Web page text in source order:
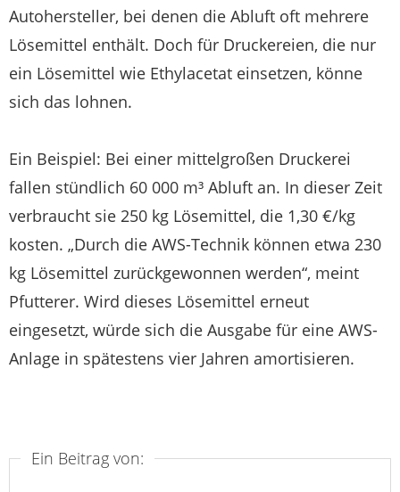
Autohersteller, bei denen die Abluft oft mehrere
Lösemittel enthält. Doch für Druckereien, die nur
ein Lösemittel wie Ethylacetat einsetzen, könne
sich das lohnen.
Ein Beispiel: Bei einer mittelgroßen Druckerei
fallen stündlich 60 000 m³ Abluft an. In dieser Zeit
verbraucht sie 250 kg Lösemittel, die 1,30 €/kg
kosten. „Durch die AWS-Technik können etwa 230
kg Lösemittel zurückgewonnen werden“, meint
Pfutterer. Wird dieses Lösemittel erneut
eingesetzt, würde sich die Ausgabe für eine AWS-
Anlage in spätestens vier Jahren amortisieren.
Ein Beitrag von: